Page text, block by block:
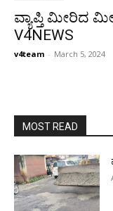
ವ್ಯಾಪ್ತಿ ಮೀರಿದ
V4NEWS
v4team - March 5, 2024
MOST READ